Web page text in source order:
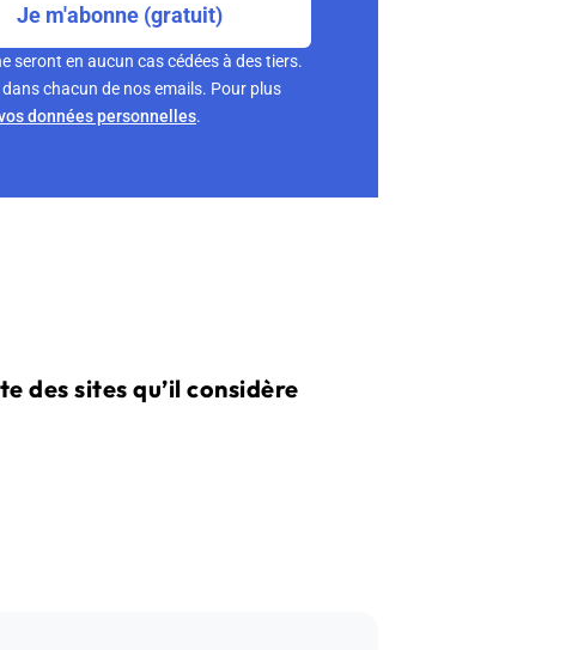
Je m'abonne (gratuit)
seront en aucun cas cédées à des tiers.
chacun de nos emails. Pour plus
données personnelles.
des sites qu’il considère